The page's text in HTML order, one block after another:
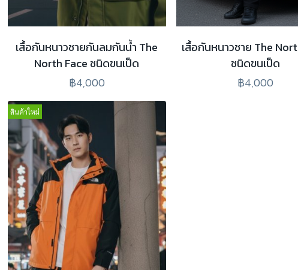
เสื้อกันหนาวชายกันลมกันน้ำ The
North Face ชนิดขนเป็ด
฿4,000
เสื้อกันหนาวชาย The
ชนิดขนเป็ด
฿4,000
สินค้าใหม่